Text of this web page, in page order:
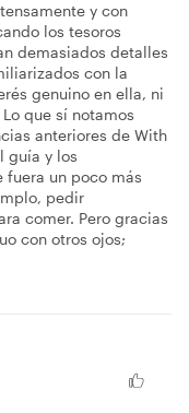
y con
los tesoros
demasiados detalles
con la
genuino en ella, ni
que sí notamos
anteriores de With
guía y los
fuera un poco más
pedir
comer. Pero gracias
con otros ojos;